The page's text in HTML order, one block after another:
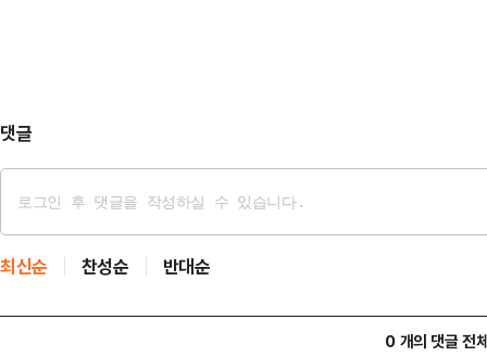
댓글
최신순 찬성순 반대순
0 개의 댓글 전